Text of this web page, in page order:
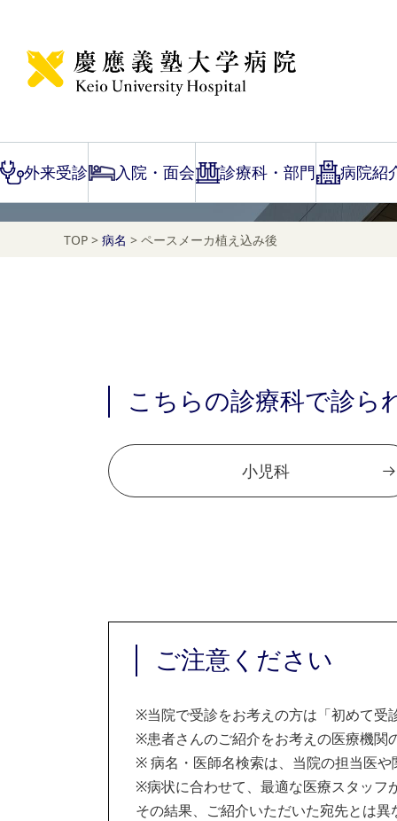
外来受診 入院・面会 診療科・部門 病院紹
Disease Name Search
TOP > 病名 > ペースメーカ植え込み後
こちらの診療科で診ら
小児科
ご注意ください
※当院で受診をお考えの方は「初めて
※患者さんのご紹介をお考えの医療機
※病名・医師名検索は、当院の担当医
※病状に合わせて、最適な医療スタッフ
その結果、ご紹介いただいた宛先とは